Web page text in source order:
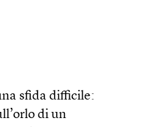
sfida difficile:
di un